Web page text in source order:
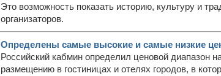
Это возможность показать историю, культуру и
организаторов.
Определены самые высокие и самые низкие
Российский кабмин определил ценовой диапазон
размещению в гостиницах и отелях городов, в